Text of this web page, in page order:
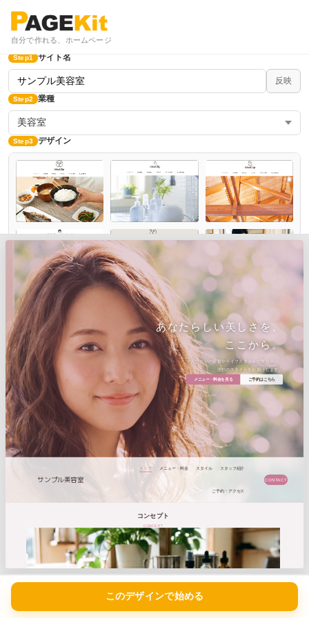
自分で作れる、ホームページ
Step1 サイト名
反映
Step2 業種
美容室
Step3 デザイン
すべてのデザインを見る
カラー選択
カラーリセット
このデザインで始める